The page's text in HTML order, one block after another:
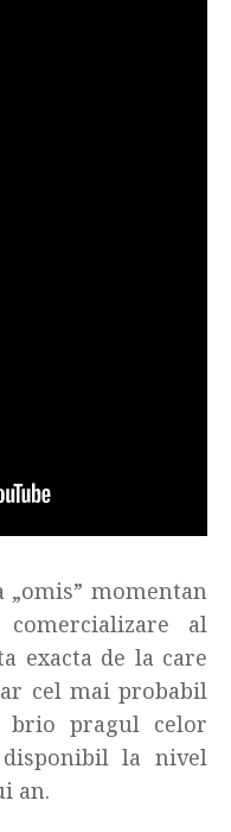
momentan
al
exacta de la care
cel mai probabil
brio pragul celor
la nivel
an.